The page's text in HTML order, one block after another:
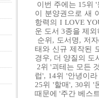
이번 주에는 15위
이 분양권으로 새
항력의 I LOVE
운 도서 3종을 제
순위, 도서명, 저
태와 신규 제작된
경우, 더 양질의 도
2위 '괴테는 모든
럽', 14위 '안녕이
25위 '할매', 30위 '
때문에 '주간 베스